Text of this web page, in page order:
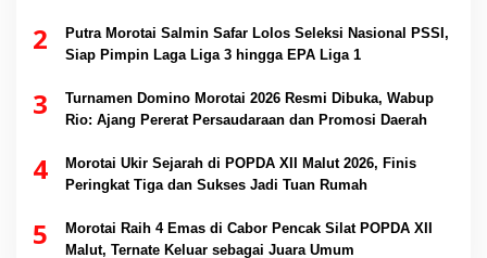
2
Putra Morotai Salmin Safar Lolos Seleksi Nasional PSSI,
Siap Pimpin Laga Liga 3 hingga EPA Liga 1
3
Turnamen Domino Morotai 2026 Resmi Dibuka, Wabup
Rio: Ajang Pererat Persaudaraan dan Promosi Daerah
4
Morotai Ukir Sejarah di POPDA XII Malut 2026, Finis
Peringkat Tiga dan Sukses Jadi Tuan Rumah
5
Morotai Raih 4 Emas di Cabor Pencak Silat POPDA XII
Malut, Ternate Keluar sebagai Juara Umum